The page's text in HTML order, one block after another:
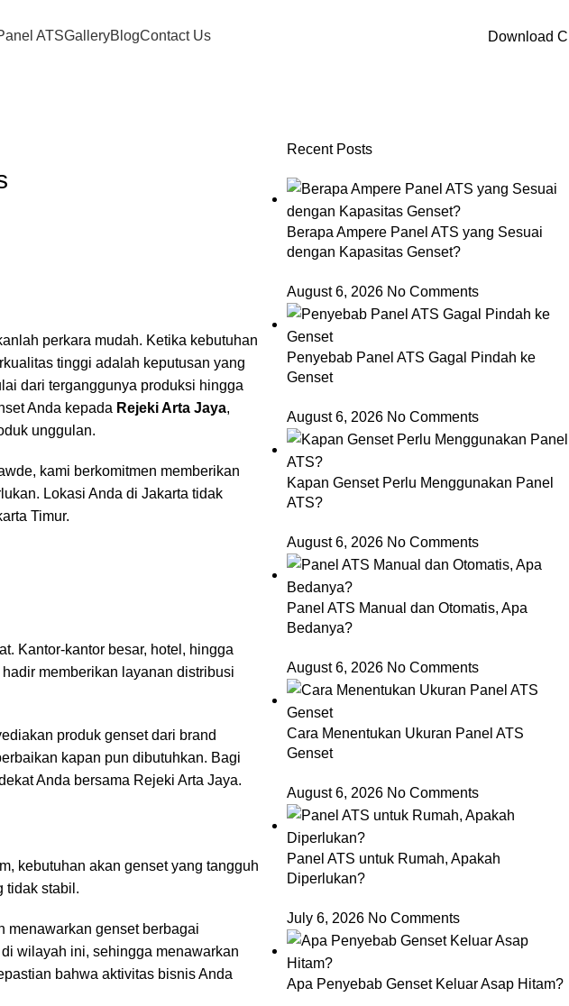
ATSGalleryBlogContact Us Download
perkara mudah. Ketika kebutuhan
tinggi adalah keputusan yang
dari terganggunya produksi hingga
Anda kepada Rejeki Arta Jaya,
unggulan.
kami berkomitmen memberikan
Lokasi Anda di Jakarta tidak
Timur.
Kantor-kantor besar, hotel, hingga
hadir memberikan layanan distribusi
produk genset dari brand
kapan pun dibutuhkan. Bagi
Anda bersama Rejeki Arta Jaya.
kebutuhan akan genset yang tangguh
tidak stabil.
menawarkan genset berbagai
wilayah ini, sehingga menawarkan
bahwa aktivitas bisnis Anda
Recent Posts
Berapa Ampere Panel ATS yang Sesuai
dengan Kapasitas Genset?
August 6, 2026 No Comments
Penyebab Panel ATS Gagal Pindah ke
Genset
August 6, 2026 No Comments
Kapan Genset Perlu Menggunakan Panel
ATS?
August 6, 2026 No Comments
Panel ATS Manual dan Otomatis, Apa
Bedanya?
August 6, 2026 No Comments
Cara Menentukan Ukuran Panel ATS
Genset
August 6, 2026 No Comments
Panel ATS untuk Rumah, Apakah
Diperlukan?
July 6, 2026 No Comments
Apa Penyebab Genset Keluar Asap Hitam?